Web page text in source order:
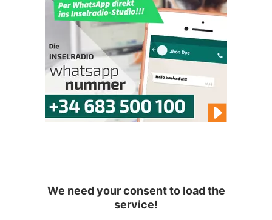
We need your consent to load the
service!